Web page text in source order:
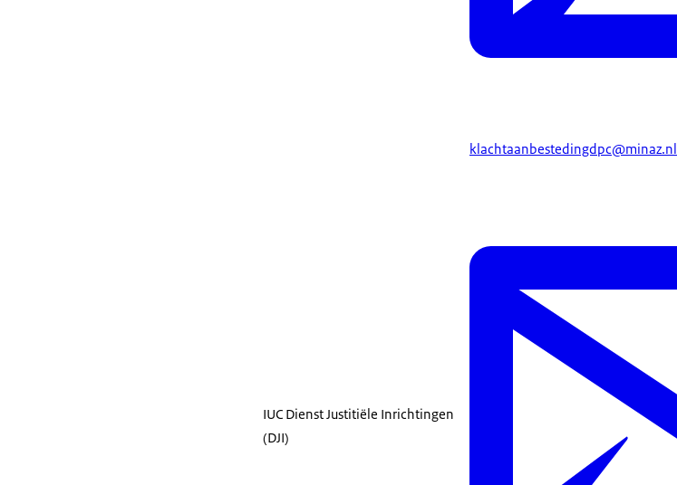
klachtaanbestedingdpc@minaz.nl
IUC Dienst Justitiële Inrichtingen
(DJI)